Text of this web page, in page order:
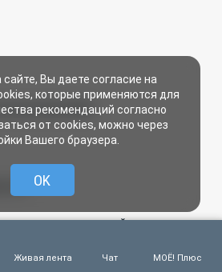
агитацию 2026 г.
технологий
сайтов)
Живая лента Чат МОЁ! Плюс
Вы даете согласие на
которые применяются для
рекомендаций согласно
от cookies, можно через
Вашего браузера.
OK